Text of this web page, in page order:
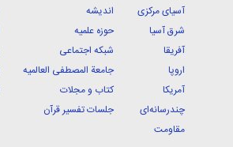
آسیای مرکزی
شرق آسیا
آفریقا
اروپا
آمریکا
چندرسانه‌ای
مقاومت
اندیشه
حوزه علمیه
شبکه اجتماعی
جامعة المصطفی العالمیه
کتاب و مجلات
جلسات تفسیر قرآن